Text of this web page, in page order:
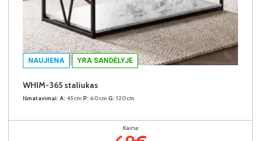
NAUJIENA YRA SANDĖLYJE
WHIM-365 staliukas
Išmatavimai: A: 45cm P: 60cm G: 120cm
Kaina: